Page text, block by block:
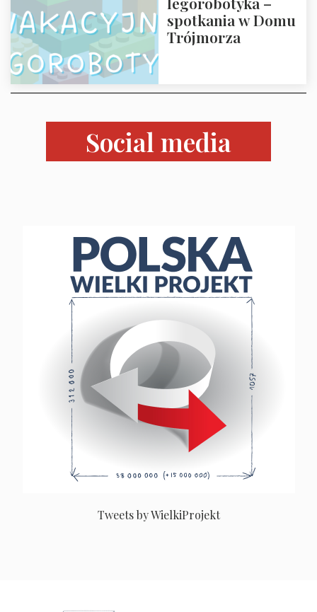
Trójmorza.
Zapraszamy!
spotkania w Domu
Trójmorza
Social media
Tweets by WielkiProjekt